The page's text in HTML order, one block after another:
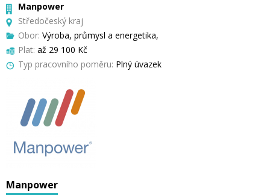
Manpower
Středočeský kraj
Obor: Výroba, průmysl a energetika,
Plat: až 29 100 Kč
Typ pracovního poměru: Plný úvazek
Manpower